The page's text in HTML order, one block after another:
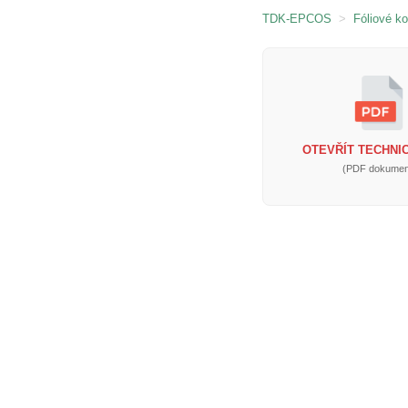
TDK-EPCOS > Fóliové
OTEVŘÍT
(PDF